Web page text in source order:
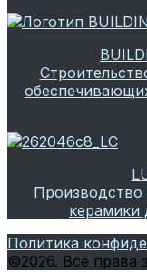
Производство
керамики
Политика
©2026. Все права